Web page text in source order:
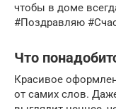
чтобы в доме
#Поздравляю
Что
Красивое
от самих слов.